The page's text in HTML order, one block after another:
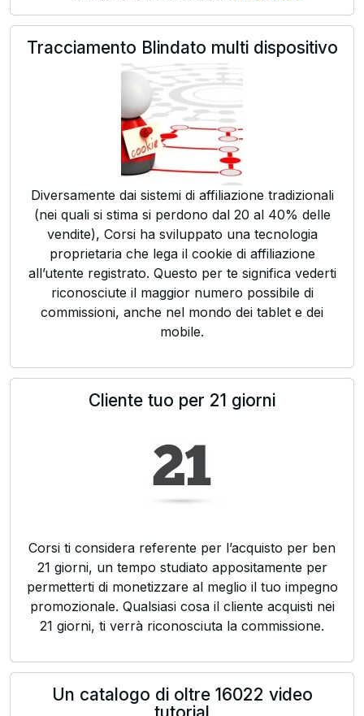
Tracciamento Blindato multi dispositivo
Diversamente dai sistemi di affiliazione tradizionali
(nei quali si stima si perdono dal 20 al 40% delle
vendite), Corsi ha sviluppato una tecnologia
proprietaria che lega il cookie di affiliazione
all’utente registrato. Questo per te significa vederti
riconosciute il maggior numero possibile di
commissioni, anche nel mondo dei tablet e dei
mobile.
Cliente tuo per 21 giorni
Corsi ti considera referente per l’acquisto per ben
21 giorni, un tempo studiato appositamente per
permetterti di monetizzare al meglio il tuo impegno
promozionale. Qualsiasi cosa il cliente acquisti nei
21 giorni, ti verrà riconosciuta la commissione.
Un catalogo di oltre 16022 video